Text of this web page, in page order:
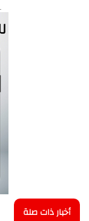
أخبار ذات صلة